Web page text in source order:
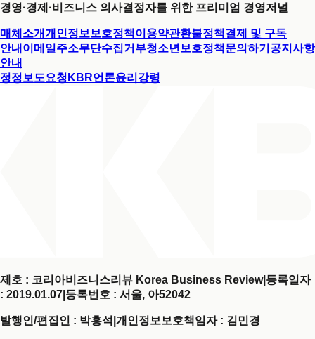
경영·경제·비즈니스 의사결정자를 위한 프리미엄 경영저널
매체소개개인정보보호정책이용약관환불정책결제 및 구독
안내 이메일주소무단수집거부청소년보호정책문의하기 공지사항
안내
정정보도요청 KBR언론윤리강령
제호 : 코리아비즈니스리뷰 Korea Business Review| 등록일자
: 2019.01.07 등록번호 : 서울, 아52042
발행인/편집인 : 박홍석 개인정보보호책임자 : 김민경